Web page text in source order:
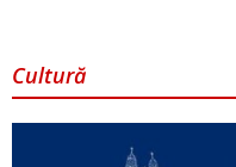
Cultură